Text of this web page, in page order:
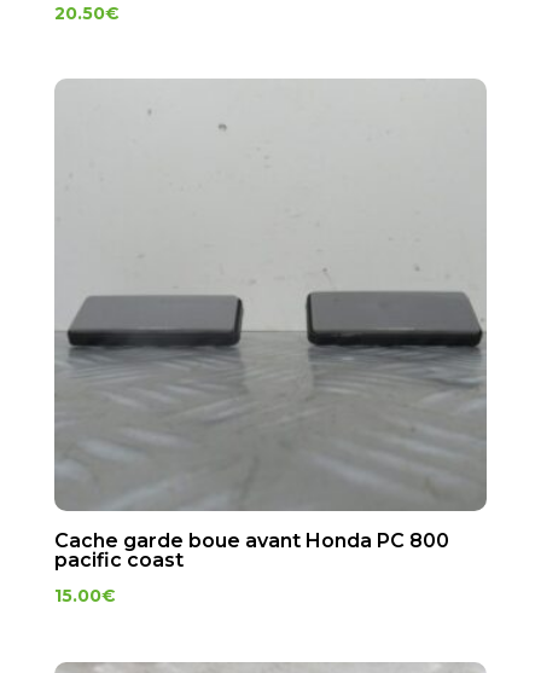
20.50€
Cache garde boue avant Honda PC 800
pacific coast
15.00€